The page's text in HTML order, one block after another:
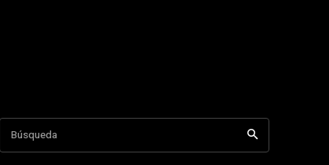
Búsqueda